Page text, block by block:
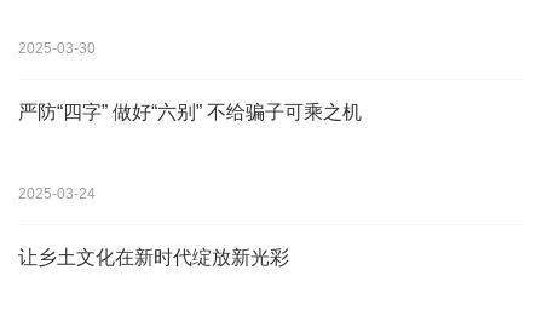
2025-03-30
严防“四字” 做好“六别” 不给骗子可乘之机
2025-03-24
让乡土文化在新时代绽放新光彩